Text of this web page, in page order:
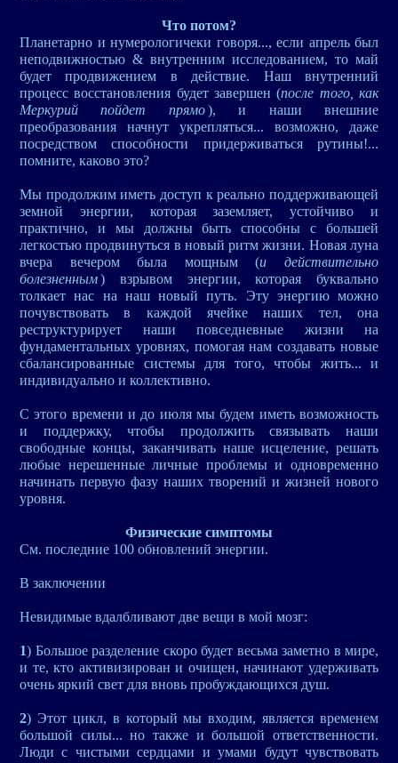
Что потом?
Планетарно и нумерологичеки говоря..., если апрель был
неподвижностью & внутренним исследованием, то май
будет продвижением в действие. Наш внутренний
процесс восстановления будет завершен (после того, как
Меркурий пойдет прямо), и наши внешние
преобразования начнут укрепляться... возможно, даже
посредством способности придерживаться рутины!...
помните, каково это?
Мы продолжим иметь доступ к реально поддерживающей
земной энергии, которая заземляет, устойчиво и
практично, и мы должны быть способны с большей
легкостью продвинуться в новый ритм жизни. Новая луна
вчера вечером была мощным (и действительно
болезненным) взрывом энергии, которая буквально
толкает нас на наш новый путь. Эту энергию можно
почувствовать в каждой ячейке наших тел, она
реструктурирует наши повседневные жизни на
фундаментальных уровнях, помогая нам создавать новые
сбалансированные системы для того, чтобы жить... и
индивидуально и коллективно.
С этого времени и до июля мы будем иметь возможность
и поддержку, чтобы продолжить связывать наши
свободные концы, заканчивать наше исцеление, решать
любые нерешенные личные проблемы и одновременно
начинать первую фазу наших творений и жизней нового
уровня.
Физические симптомы
См. последние 100 обновлений энергии.
В заключении
Невидимые вдалбливают две вещи в мой мозг:
1) Большое разделение скоро будет весьма заметно в мире,
и те, кто активизирован и очищен, начинают удерживать
очень яркий свет для вновь пробуждающихся душ.
2) Этот цикл, в который мы входим, является временем
большой силы... но также и большой ответственности.
Люди с чистыми сердцами и умами будут чувствовать